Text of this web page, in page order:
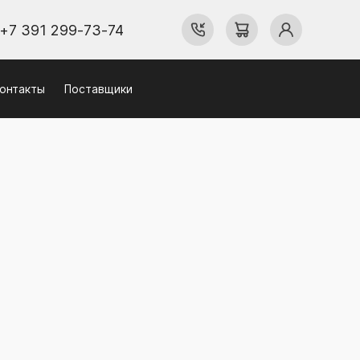
+7 391 299-73-74
Поставщики